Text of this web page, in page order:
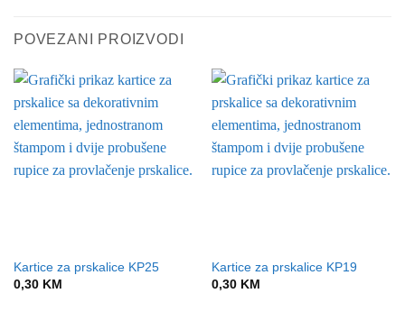
POVEZANI PROIZVODI
Kartice za prskalice KP25
0,30 KM
Kartice za prskalice KP19
0,30 KM